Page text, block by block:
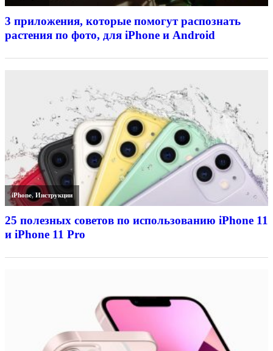
3 приложения, которые помогут распознать
растения по фото, для iPhone и Android
iPhone,Инструкции
25 полезных советов по использованию iPhone 11
и iPhone 11 Pro